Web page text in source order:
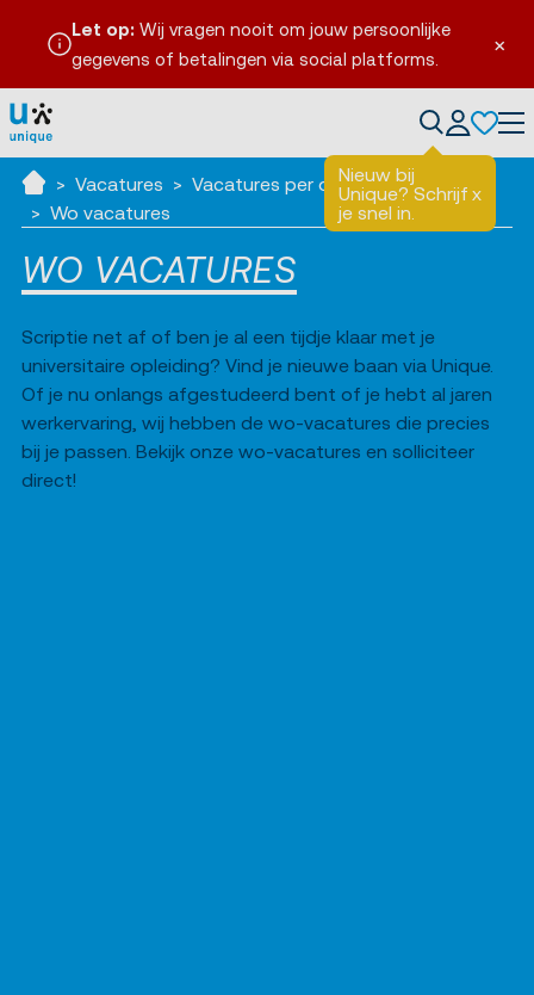
×
Let op: Wij vragen nooit om jouw persoonlijke
gegevens of betalingen via social platforms.
Nieuw bij
Unique? Schrijf
je snel in.
x
Ik zoek werk
Vacatures
Vacatures per opleidingsniveau
Wo vacatures
WO VACATURES
Scriptie net af of ben je al een tijdje klaar met je
universitaire opleiding? Vind je nieuwe baan via Unique.
Of je nu onlangs afgestudeerd bent of je hebt al jaren
werkervaring, wij hebben de wo-vacatures die precies
bij je passen. Bekijk onze wo-vacatures en solliciteer
direct!